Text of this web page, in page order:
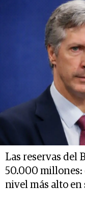
Las reservas del
50.000 millones:
nivel más alto en